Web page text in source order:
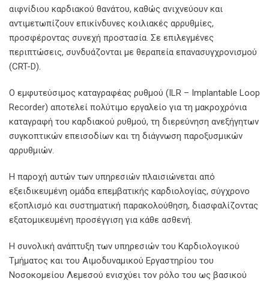
αιφνίδιου καρδιακού θανάτου, καθώς ανιχνεύουν και
αντιμετωπίζουν επικίνδυνες κοιλιακές αρρυθμίες,
προσφέροντας συνεχή προστασία. Σε επιλεγμένες
περιπτώσεις, συνδυάζονται με θεραπεία επανασυγχρονισμού
(CRT-D).
Ο εμφυτεύσιμος καταγραφέας ρυθμού (ILR – Implantable Loop
Recorder) αποτελεί πολύτιμο εργαλείο για τη μακροχρόνια
καταγραφή του καρδιακού ρυθμού, τη διερεύνηση ανεξήγητων
συγκοπτικών επεισοδίων και τη διάγνωση παροξυσμικών
αρρυθμιών.
Η παροχή αυτών των υπηρεσιών πλαισιώνεται από
εξειδικευμένη ομάδα επεμβατικής καρδιολογίας, σύγχρονο
εξοπλισμό και συστηματική παρακολούθηση, διασφαλίζοντας
εξατομικευμένη προσέγγιση για κάθε ασθενή.
Η συνολική ανάπτυξη των υπηρεσιών του Καρδιολογικού
Τμήματος και του Αιμοδυναμικού Εργαστηρίου του
Νοσοκομείου Λεμεσού ενισχύει τον ρόλο του ως βασικού